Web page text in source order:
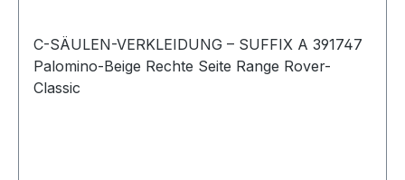
C-SÄULEN-VERKLEIDUNG – SUFFIX A 391747
Palomino-Beige Rechte Seite Range Rover-
Classic